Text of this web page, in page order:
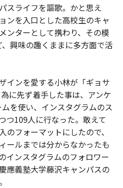
スライフを謳歌。かと思え
ンを入口とした高校生のキャ
ンターとして携わり、その模
興味の趣くままに多方面で活
インを愛する小林が「ギョサ
に先ず着手した事は、アンケ
を使い、インスタグラムのス
つ109人に行なった。敢えて
のフォーマットにしたので、
ールまでは分からなかったも
インスタグラムのフォロワー
應義塾大学藤沢キャンパスの